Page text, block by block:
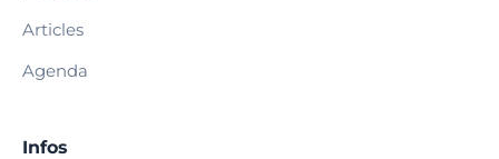
Articles
Agenda
Infos